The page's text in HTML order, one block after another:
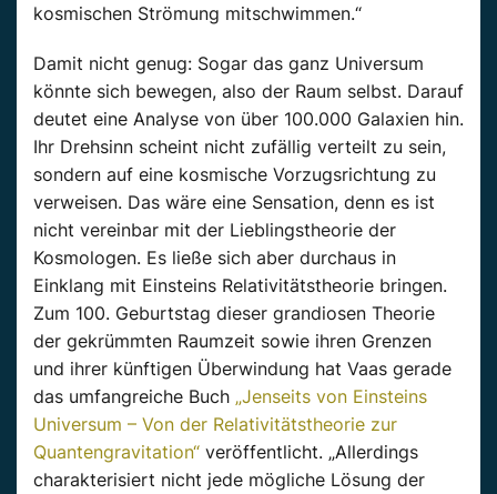
kosmischen Strömung mitschwimmen.“
Damit nicht genug: Sogar das ganz Universum
könnte sich bewegen, also der Raum selbst. Darauf
deutet eine Analyse von über 100.000 Galaxien hin.
Ihr Drehsinn scheint nicht zufällig verteilt zu sein,
sondern auf eine kosmische Vorzugsrichtung zu
verweisen. Das wäre eine Sensation, denn es ist
nicht vereinbar mit der Lieblingstheorie der
Kosmologen. Es ließe sich aber durchaus in
Einklang mit Einsteins Relativitätstheorie bringen.
Zum 100. Geburtstag dieser grandiosen Theorie
der gekrümmten Raumzeit sowie ihren Grenzen
und ihrer künftigen Überwindung hat Vaas gerade
das umfangreiche Buch „Jenseits von Einsteins
Universum – Von der Relativitätstheorie zur
Quantengravitation“ veröffentlicht. „Allerdings
charakterisiert nicht jede mögliche Lösung der